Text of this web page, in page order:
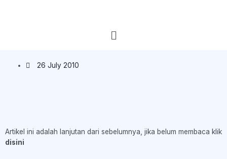
26 July 2010
Artikel ini adalah lanjutan dari sebelumnya, jika belum membaca klik
disini